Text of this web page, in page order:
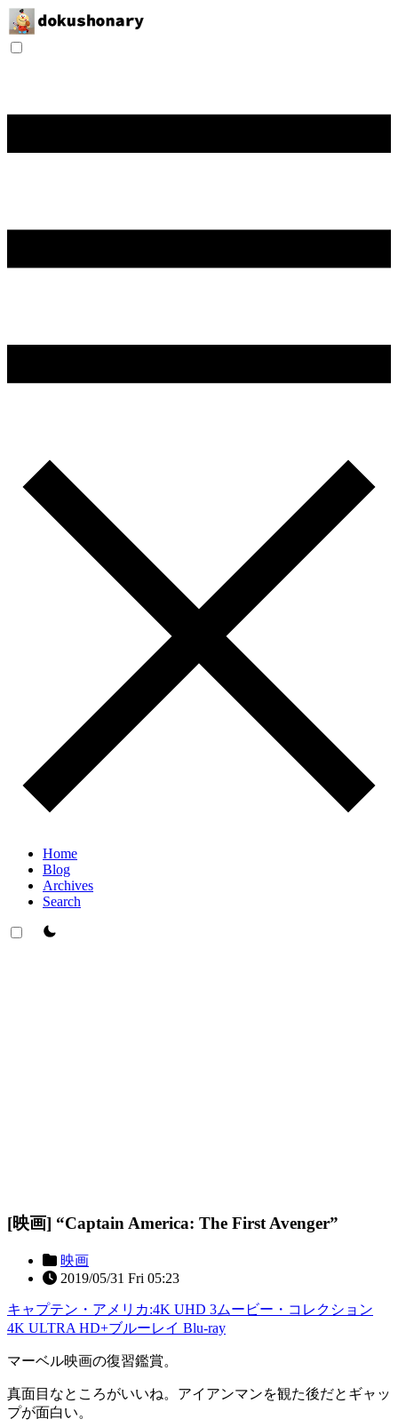
Home
Blog
Archives
Search
theme switcher
[映画] “Captain America: The First Avenger”
映画
2019/05/31 Fri 05:23
キャプテン・アメリカ:4K UHD 3ムービー・コレクション
4K ULTRA HD+ブルーレイ Blu-ray
マーベル映画の復習鑑賞。
真面目なところがいいね。アイアンマンを観た後だとギャッ
プが面白い。